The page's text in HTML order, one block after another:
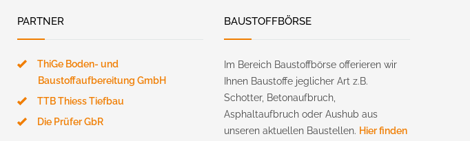
PARTNER
ThiGe Boden- und
Baustoffaufbereitung GmbH
TTB Thiess Tiefbau
Die Prüfer GbR
BAUSTOFFBÖRSE
Im Bereich Baustoffbörse offerieren wir
Ihnen Baustoffe jeglicher Art z.B.
Schotter, Betonaufbruch,
Asphaltaufbruch oder Aushub aus
unseren aktuellen Baustellen. Hier finden